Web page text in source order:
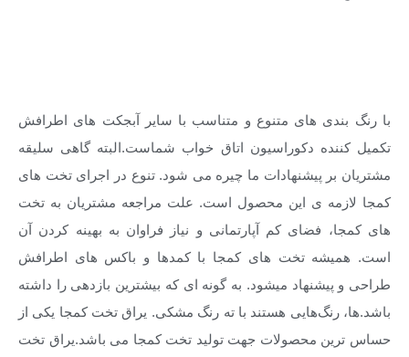
با رنگ بندی های متنوع و متناسب با سایر آبجکت های اطرافش
تکمیل کننده دکوراسیون اتاق خواب شماست.البته گاهی سلیقه
مشتریان بر پیشنهادات ما چیره می شود. تنوع در اجرای تخت های
کمجا لازمه ی این محصول است. علت مراجعه مشتریان به تخت
های کمجا، فضای کم آپارتمانی و نیاز فراوان به بهینه کردن آن
است. همیشه تخت های کمجا با کمدها و باکس های اطرافش
طراحی و پیشنهاد میشود. به گونه ای که بیشترین بازدهی را داشته
باشد.‌ها، رنگ‌هایی هستند با ته رنگ مشکی. یراق تخت کمجا یکی از
حساس ترین محصولات جهت تولید تخت کمجا می باشد.یراق تخت